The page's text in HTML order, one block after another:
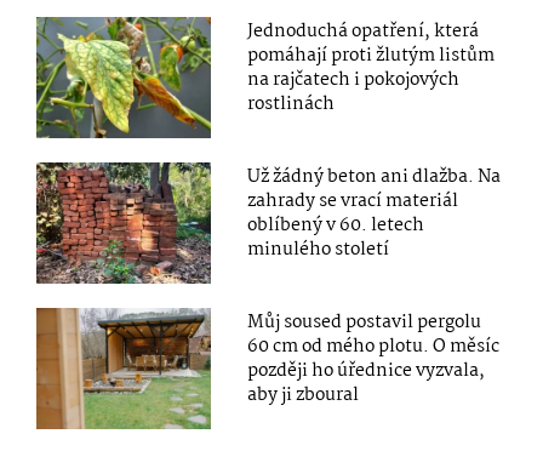
Jednoduchá opatření, která
pomáhají proti žlutým listům
na rajčatech i pokojových
rostlinách
Už žádný beton ani dlažba. Na
zahrady se vrací materiál
oblíbený v 60. letech
minulého století
Můj soused postavil pergolu
60 cm od mého plotu. O měsíc
později ho úřednice vyzvala,
aby ji zboural